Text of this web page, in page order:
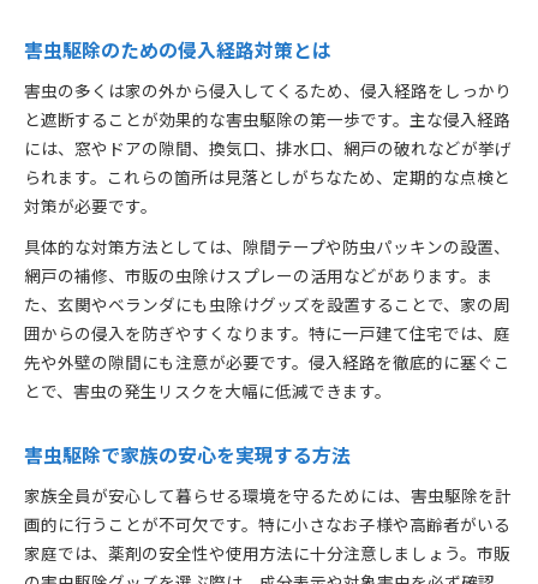
害虫駆除とエコな暮らしの両立ポイント
害虫駆除のための侵入経路対策とは
害虫の多くは家の外から侵入してくるため、侵入経路をしっかり
と遮断することが効果的な害虫駆除の第一歩です。主な侵入経路
には、窓やドアの隙間、換気口、排水口、網戸の破れなどが挙げ
られます。これらの箇所は見落としがちなため、定期的な点検と
対策が必要です。
具体的な対策方法としては、隙間テープや防虫パッキンの設置、
網戸の補修、市販の虫除けスプレーの活用などがあります。ま
た、玄関やベランダにも虫除けグッズを設置することで、家の周
囲からの侵入を防ぎやすくなります。特に一戸建て住宅では、庭
先や外壁の隙間にも注意が必要です。侵入経路を徹底的に塞ぐこ
とで、害虫の発生リスクを大幅に低減できます。
害虫駆除で家族の安心を実現する方法
家族全員が安心して暮らせる環境を守るためには、害虫駆除を計
画的に行うことが不可欠です。特に小さなお子様や高齢者がいる
家庭では、薬剤の安全性や使用方法に十分注意しましょう。市販